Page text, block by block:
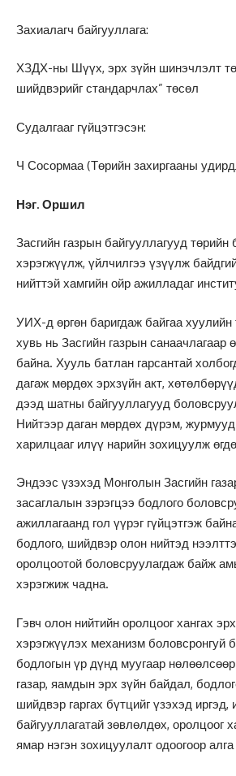
Захиалагч байгууллага:
ХЗДХ-ны Шүүх, эрх зүйн шинэчлэлт
шийдвэрийг стандарчлах” төсөл
Судалгааг гүйцэтгэсэн:
Ч Сосормаа (Төрийн захиргааны
Нэг. Оршил
Засгийн газрын байгууллагууд төрийн
хэрэгжүүлж, үйлчилгээ үзүүлж
нийттэй хамгийн ойр ажилладаг
УИХ-д өргөн баригдаж байгаа
хувь нь Засгийн газрын санаачлагаар
байна. Хууль батлан гарсантай
дагаж мөрдөх эрхзүйн акт,
дээд шатны байгууллагууд
Нийтээр даган мөрдөх дүрэм,
харилцааг илүү нарийн зохицуулж
Эндээс үзэхэд Монголын Засгийн
засаглалын зэрэгцээ бодлого
ажиллагаанд гол үүрэг гүйцэтгэж
бодлого, шийдвэр олон нийтэд
оролцоотой боловсруулагдаж байж
хэрэгжиж чадна.
Гэвч олон нийтийн оролцоог хангах
хэрэгжүүлэх механизм боловсронгуй
бодлогын үр дүнд муугаар
газар, яамдын эрх зүйн байдал,
шийдвэр гаргах бүтцийг үзэхэд иргэд,
байгууллагатай зөвлөлдөх, оролцоог
ямар нэгэн зохицуулалт одоогоор